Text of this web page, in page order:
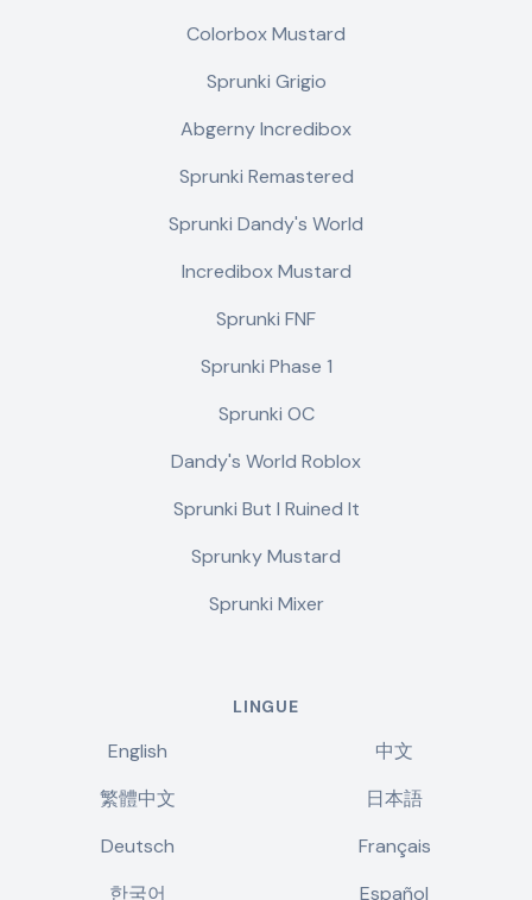
Colorbox Mustard
Sprunki Grigio
Abgerny Incredibox
Sprunki Remastered
Sprunki Dandy's World
Incredibox Mustard
Sprunki FNF
Sprunki Phase 1
Sprunki OC
Dandy's World Roblox
Sprunki But I Ruined It
Sprunky Mustard
Sprunki Mixer
LINGUE
English
中文
繁體中文
日本語
Deutsch
Français
한국어
Español